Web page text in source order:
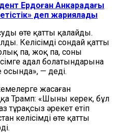
Ердоған Анкарадағы
деп жариялады
өте қатты қалайды.
Келісімді сондай қатты
па, жоқ па, соны
адал болатындарына
осында», — деді.
жасаған
Трамп: «Шыны керек, бұл
тұрақсыз әрекет етіп
келісімді өте қатты